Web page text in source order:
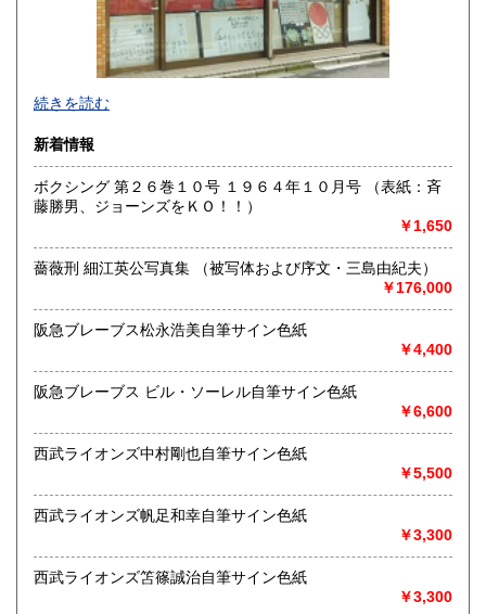
660円 鹿児島県
660円
色紙・掛軸・書簡・原稿・芸能人のサインなどの肉筆類、野
球をはじめスポーツ関連書籍やユニホーム・バット・グロー
沿線名：都営新宿線・三田線、東京メトロ半蔵門線
最寄駅：神保町駅A7出口徒歩3分・JRお茶の水駅徒歩8分
営業時間：11:00〜18:00
書籍の買取について
色紙・掛軸・書簡・原稿・芸能人のサインなどの肉筆類、野
球をはじめスポーツ関連の書籍やユニホーム・バット・グロ
ーブなどの実使用品・記念品を専門的に扱っています。
取り扱い分野
続きを読む
新着情報
ボクシング 第２６巻１０号 １９６４年１０月号 （表紙：斉
藤勝男、ジョーンズをＫＯ！！）
￥1,650
薔薇刑 細江英公写真集 （被写体および序文・三島由紀夫）
￥176,000
阪急ブレーブス松永浩美自筆サイン色紙
￥4,400
阪急ブレーブス ビル・ソーレル自筆サイン色紙
￥6,600
西武ライオンズ中村剛也自筆サイン色紙
￥5,500
西武ライオンズ帆足和幸自筆サイン色紙
￥3,300
西武ライオンズ笘篠誠治自筆サイン色紙
￥3,300